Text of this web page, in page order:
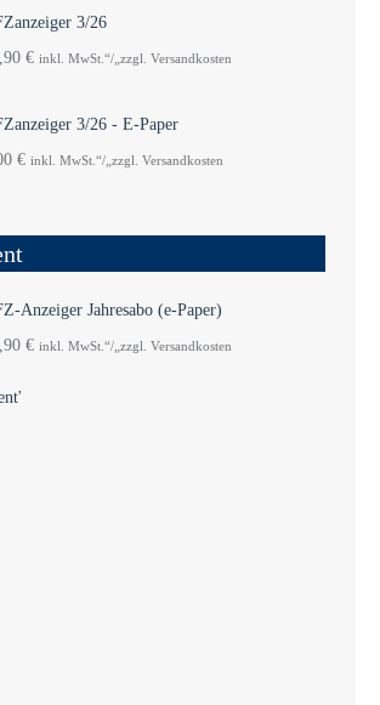
3/26
€ inkl. MwSt.“/„zzgl. Versandkosten
3/26 - E-Paper
€ inkl. MwSt.“/„zzgl. Versandkosten
Anzeiger Jahresabo (e-Paper)
€ inkl. MwSt.“/„zzgl. Versandkosten